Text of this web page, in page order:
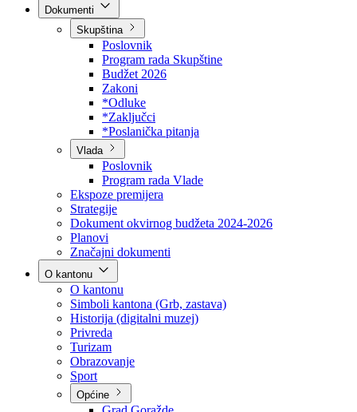
Kantonalni stambeni fond
Turistička organizacija
Skupština
Poslovnik
Program rada Skupštine
Budžet 2026
Zakoni
*Odluke
*Zaključci
*Poslanička pitanja
Vlada
Poslovnik
Program rada Vlade
Ekspoze premijera
Strategije
Dokument okvirnog budžeta 2024-2026
Planovi
Značajni dokumenti
O kantonu
O kantonu
Simboli kantona (Grb, zastava)
Historija (digitalni muzej)
Privreda
Turizam
Obrazovanje